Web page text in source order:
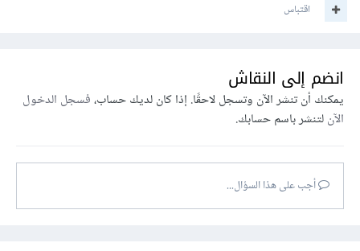
اقتباس
انضم إلى النقاش
يمكنك أن تنشر الآن وتسجل لاحقًا. إذا كان لديك حساب،فسجل الدخول
الآنلتنشر باسم حسابك.
أجب على هذا السؤال...